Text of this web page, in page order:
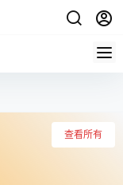
查看所有